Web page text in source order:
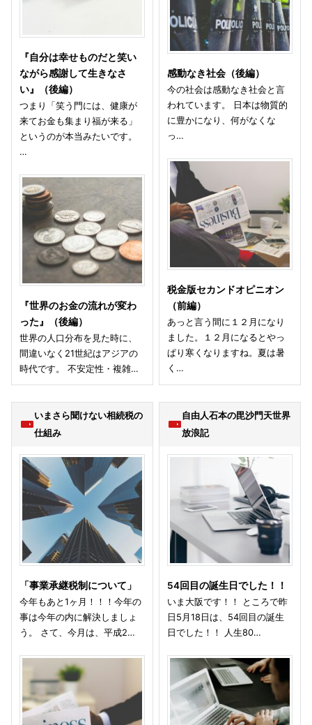
『自分は幸せものだと笑い
ながら感謝して生きなさ
い』（後編）
つまり「笑う門には、健康が
来てお金も集まり福が来る」
というのが本当みたいです。
…
『世界のお金の流れが変わ
った』（後編）
世界の人口分布を見た時に、
間違いなく21世紀はアジアの
時代です。 不安定性・複雑…
感動なき社会（後編）
今の社会は感動なき社会と言
われています。 日本は物質的
に豊かになり、何がなくな
っ…
税金版セカンドオピニオン
（前編）
あっと言う間に１２月になり
ました。１２月になるとやっ
ぱり寒くなりますね。夏は暑
く…
いまさら聞けない相続税の
仕組み
「事業承継税制について」
今年もあと1ヶ月！！！今年の
事は今年の内に解決しましょ
う。 さて、今月は、平成2…
自由人石本の毘沙門天世界
放浪記
54回目の誕生日でした！！
いま大阪です！！ ところで昨
日5月18日は、54回目の誕生
日でした！！ 人生80…